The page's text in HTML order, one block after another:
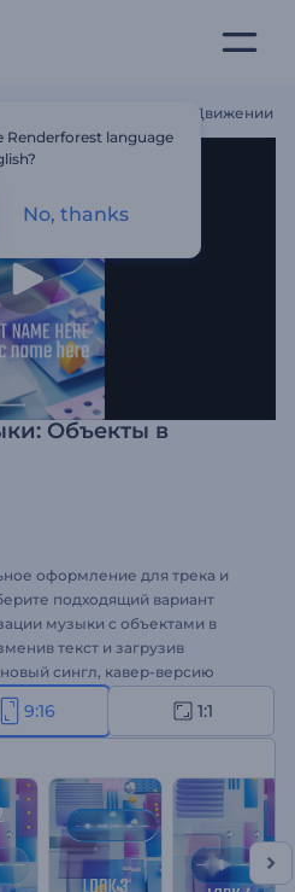
Музыки: Объекты В Движении
Объекты в
оформление для трека и
подходящий вариант
музыки с объектами в
текст и загрузив
сингл, кавер-версию
Оформите свою
9:16 1:1
Renderforest language
No, thanks